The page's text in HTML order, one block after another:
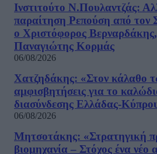
Ινστιτούτο Ν.Πουλαντζάς:
παραίτηση Ρεπούση από
ο Χριστόφορος Βερναρδάκης,
Παναγιώτης Κορμάς
06/08/2026
Χατζηδάκης: «Στον κάλαθο
αμφισβητήσεις για το
διασύνδεσης Ελλάδας-
06/08/2026
Μητσοτάκης: «Στρατηγική
βιομηχανία – Στόχος ένα νέο